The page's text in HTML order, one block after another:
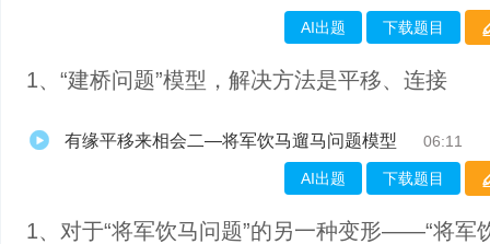
AI出题 下载题目
1、“建桥问题”模型，解决方法是平移、连接
有缘平移来相会二—将军饮马遛马问题模型 06:11
AI出题 下载题目
1、对于“将军饮马问题”的另一种变形——“将军